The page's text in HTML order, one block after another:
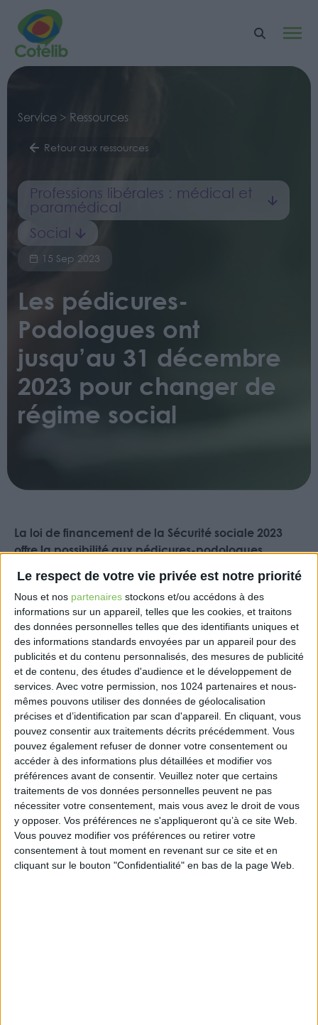
Le respect de votre vie privée est notre priorité
Nous et nos partenaires stockons et/ou accédons à des
informations sur un appareil, telles que les cookies, et traitons
des données personnelles telles que des identifiants uniques et
des informations standards envoyées par un appareil pour des
publicités et du contenu personnalisés, des mesures de publicité
et de contenu, des études d'audience et le développement de
services. Avec votre permission, nos 1024 partenaires et nous-
mêmes pouvons utiliser des données de géolocalisation
précises et d’identification par scan d'appareil. En cliquant, vous
pouvez consentir aux traitements décrits précédemment. Vous
pouvez également refuser de donner votre consentement ou
accéder à des informations plus détaillées et modifier vos
préférences avant de consentir. Veuillez noter que certains
traitements de vos données personnelles peuvent ne pas
nécessiter votre consentement, mais vous avez le droit de vous
y opposer. Vos préférences ne s'appliqueront qu’à ce site Web.
Vous pouvez modifier vos préférences ou retirer votre
consentement à tout moment en revenant sur ce site et en
cliquant sur le bouton "Confidentialité" en bas de la page Web.
Service > Ressources
Retour aux ressources
Professions libérales : médical et
paramédical
Social
15 Sep 2023
Les pédicures-
Podologues ont
jusqu’au 31 décembre
2023 pour changer de
régime social
La loi de financement de la Sécurité sociale 2023
offre la possibilité aux pédicures-podologues
conventionnés de renoncer à l’affiliation au régime
des praticiens et auxiliaires médicaux
conventionnés (PamC) au profit du régime
professions libérales non PamC.
En tant que pédicures-podologues relevant du
régime des professions libérales non PamC, vos
revenus non conventionnés ne sont pas soumis à la
contribution additionnelle maladie existante dans le
régime PamC.
En revanche, vous ne bénéficierez plus des
avantages liés à l’affiliation au régime PamC,
comme celui de la prise en charge d’une partie de
vos cotisations maladie de base par l’assurance
maladie.
https://v4www2.urssaf.fr/portail/sites/urssaf/home/
podologues.html